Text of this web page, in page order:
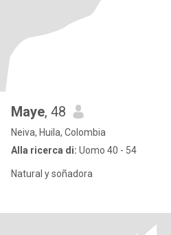
Maye, 48
Neiva, Huila, Colombia
Alla ricerca di: Uomo 40 - 54
Natural y soñadora